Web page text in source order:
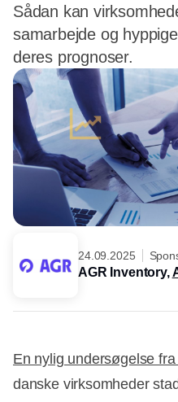
Sådan kan
samarbejde og
deres prognoser.
24.09.2025
AGR Inventory,
En nylig undersøgelse
danske virksomheder